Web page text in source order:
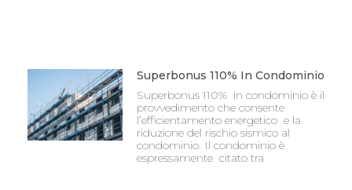
Superbonus 110% In Condominio
Superbonus 110% in condominio è il
provvedimento che consente
l’efficientamento energetico e la
riduzione del rischio sismico al
condominio. Il condominio è
espressamente citato tra